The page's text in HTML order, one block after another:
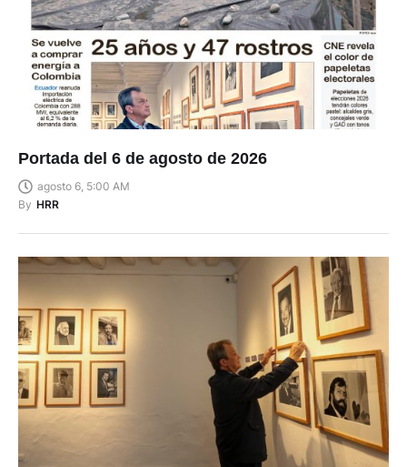
Portada del 6 de agosto de 2026
agosto 6, 5:00 AM
By HRR